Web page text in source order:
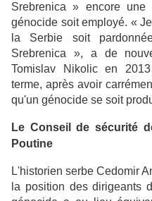
Srebrenica » encore
génocide soit employé. «
la Serbie soit
Srebrenica », a de
Tomislav Nikolic en
terme, après avoir
qu'un génocide se soit
Le Conseil de sécurité
Poutine
L'historien serbe Cedomir
la position des dirigeants